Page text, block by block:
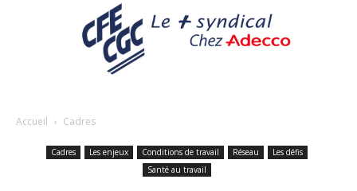
Accueil Cadres
Cadres Les enjeux Conditions de travail Réseau
Les défis
Santé au travail